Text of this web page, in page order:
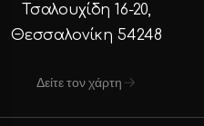
Τσαλουχίδη 16-20,
Θεσσαλονίκη 54248
Δείτε τον χάρτη